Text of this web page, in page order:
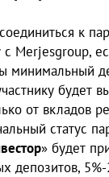
к
с Merjesgroup,
минимальный
будет
от вкладов
статус
» будет
депозитов,